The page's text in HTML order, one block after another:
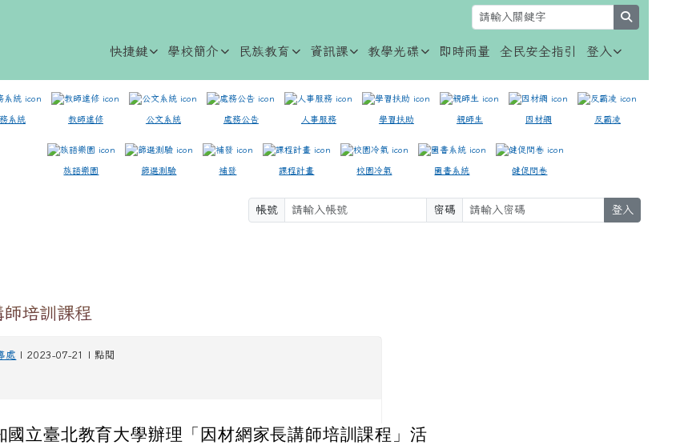
快捷鍵 學校簡介 民族教育 資訊課 教學光碟 即時雨量 全民安全指引 登入
系統 教師進修 公文系統 處務公告 人事服務 學習扶助 親師生 因材網 反霸凌
族語樂園 篩選測驗 補發 課程計畫 校園冷氣 圖書系統 健促問卷
帳號 密碼 登入
培訓課程
處 | 2023-07-21 | 點閱
國立臺北教育大學辦理「因材網家長講師培訓課程」活